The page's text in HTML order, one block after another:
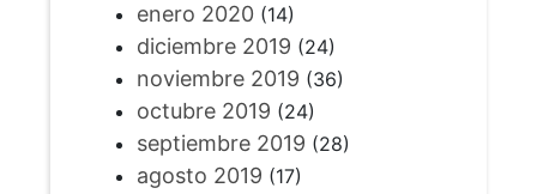
enero 2020(14)
diciembre 2019 (24)
noviembre 2019 (36)
octubre 2019 (24)
septiembre 2019 (28)
agosto 2019 (17)